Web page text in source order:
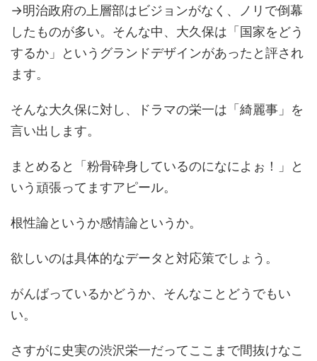
→明治政府の上層部はビジョンがなく、ノリで倒幕
したものが多い。そんな中、大久保は「国家をどう
するか」というグランドデザインがあったと評され
ます。
そんな大久保に対し、ドラマの栄一は「綺麗事」を
言い出します。
まとめると「粉骨砕身しているのになによぉ！」と
いう頑張ってますアピール。
根性論というか感情論というか。
欲しいのは具体的なデータと対応策でしょう。
がんばっているかどうか、そんなことどうでもい
い。
さすがに史実の渋沢栄一だってここまで間抜けなこ